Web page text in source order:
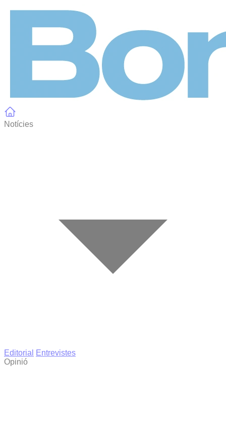
Notícies
Editorial
Entrevistes
Opinió